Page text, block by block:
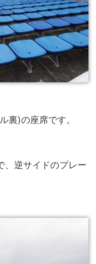
裏)の座席です。
、逆サイドのプレー